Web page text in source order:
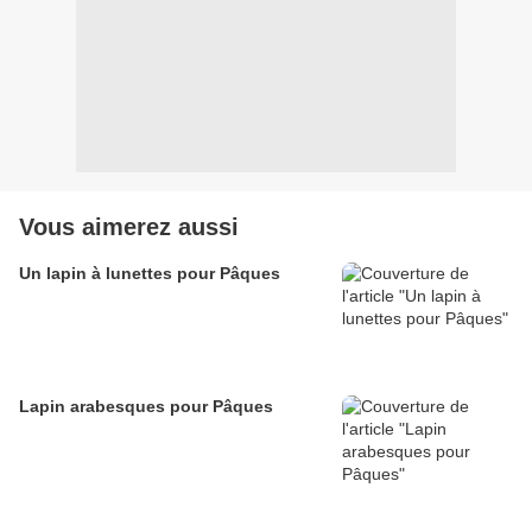
Vous aimerez aussi
Un lapin à lunettes pour Pâques
Lapin arabesques pour Pâques